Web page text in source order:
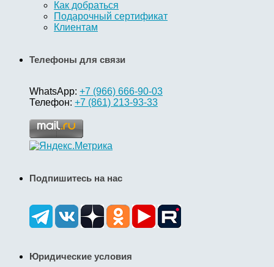
Как добраться
Подарочный сертификат
Клиентам
Телефоны для связи
WhatsApp: +7 (966) 666-90-03
Телефон: +7 (861) 213-93-33
Подпишитесь на нас
Юридические условия